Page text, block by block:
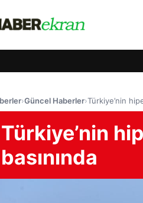
›Güncel Haberler›Türkiye’nin
Türkiye’nin
basınında